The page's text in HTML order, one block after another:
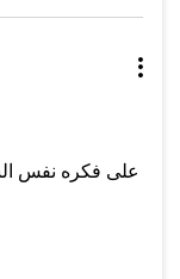
على فكره نفس